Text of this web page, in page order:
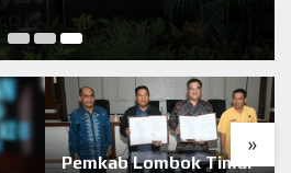
»
Pemkab Lombok Timur